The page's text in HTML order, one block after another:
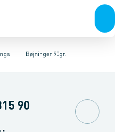
KlimaværktøjBiokedler &
Ventiler
Bøjninger 90gr.
60gr. Bøjninger 45gr.
90